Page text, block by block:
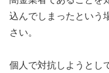
込んでしまったという
さい。
個人で対抗しようとし